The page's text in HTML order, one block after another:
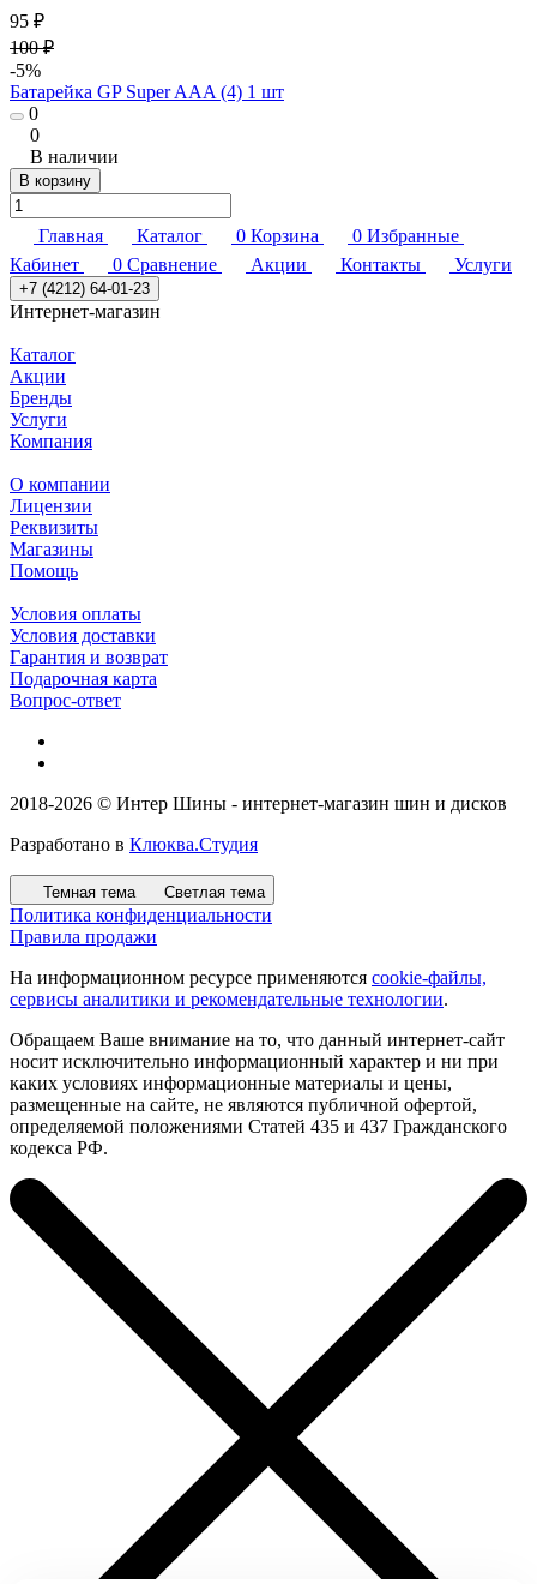
95 ₽
100 ₽
-5%
Батарейка GP Super AAA (4) 1 шт
0
0
В наличии
В корзину
Главная Каталог 0 Корзина 0 Избранные
Кабинет
0 Сравнение Акции Контакты Услуги
+7 (4212) 64-01-23
Интернет-магазин
Каталог
Акции
Бренды
Услуги
Компания
О компании
Лицензии
Реквизиты
Магазины
Помощь
Условия оплаты
Условия доставки
Гарантия и возврат
Подарочная карта
Вопрос-ответ
2018-2026 © Интер Шины - интернет-магазин шин и дисков
Разработано в Клюква.Студия
Темная тема Светлая тема
Политика конфиденциальности
Правила продажи
На информационном ресурсе применяются cookie-файлы,
сервисы аналитики и рекомендательные технологии.
Обращаем Ваше внимание на то, что данный интернет-сайт
носит исключительно информационный характер и ни при
каких условиях информационные материалы и цены,
размещенные на сайте, не являются публичной офертой,
определяемой положениями Статей 435 и 437 Гражданского
кодекса РФ.